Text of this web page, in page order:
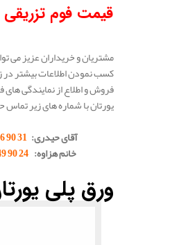
قیمت فوم تزریقی
مشتریان و خریداران عزیز می
کسب نمودن اطلاعات بیشتر در
فروش و اطلاع از نمایندگی
یورتان با شماره های زیر
آقای حیدری: 31 90 296 0912
خانم هزاوه: 24 90 649 0902
ورق پلی